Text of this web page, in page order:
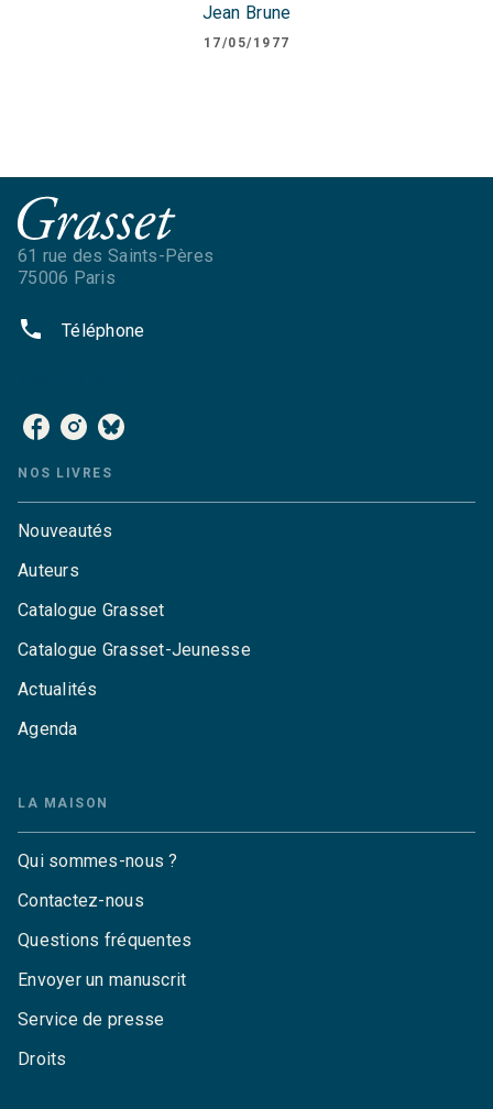
Jean Brune
17/05/1977
61 rue des Saints-Pères
75006 Paris
phone Téléphone
NOS LIVRES
Nouveautés
Auteurs
Catalogue Grasset
Catalogue Grasset-Jeunesse
Actualités
Agenda
LA MAISON
Qui sommes-nous ?
Contactez-nous
Questions fréquentes
Envoyer un manuscrit
Service de presse
Droits